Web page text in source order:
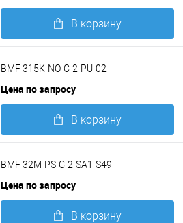
В корзину
BMF 315K-NO-C-2-PU-02
Цена по запросу
В корзину
BMF 32M-PS-C-2-SA1-S49
Цена по запросу
В корзину